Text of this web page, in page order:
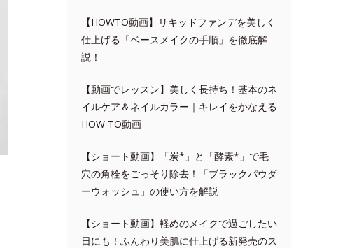
【HOWTO動画】リキッドファンデを美しく
仕上げる「ベースメイクの手順」を徹底解
説！
【動画でレッスン】美しく長持ち！基本のネ
イルケア＆ネイルカラー｜キレイをかなえる
HOW TO動画
【ショート動画】「炭*」と「酵素*」で毛
穴の角栓をごっそり除去！「ブラックパウダ
ーウォッシュ」の使い方を解説
【ショート動画】軽めのメイクで過ごしたい
日にも！ふんわり美肌に仕上げる新発売のス